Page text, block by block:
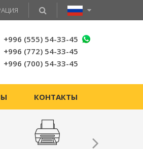
+996 (555) 54-33-45
+996 (772) 54-33-45
+996 (700) 54-33-45
КОНТАКТЫ